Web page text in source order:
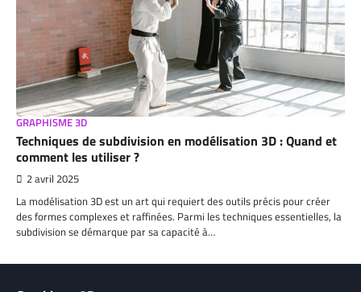
GRAPHISME 3D
Techniques de subdivision en modélisation 3D : Quand et
comment les utiliser ?
2 avril 2025
La modélisation 3D est un art qui requiert des outils précis pour créer
des formes complexes et raffinées. Parmi les techniques essentielles, la
subdivision se démarque par sa capacité à…